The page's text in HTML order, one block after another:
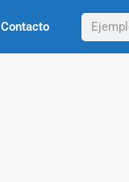
Contacto Buscar